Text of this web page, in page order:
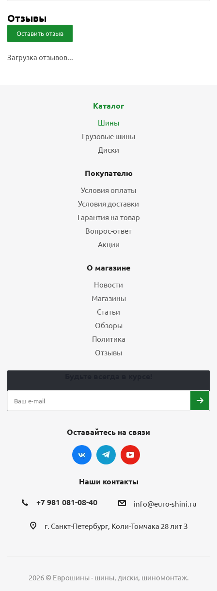
Отзывы
Оставить отзыв
Загрузка отзывов...
Каталог
Шины
Грузовые шины
Диски
Покупателю
Условия оплаты
Условия доставки
Гарантия на товар
Вопрос-ответ
Акции
О магазине
Новости
Магазины
Статьи
Обзоры
Политика
Отзывы
Оставайтесь на связи
Наши контакты
+7 981 081-08-40 info@euro-shini.ru
г. Санкт-Петербург, Коли-Томчака 28 лит З
2026 © Еврошины - шины, диски, шиномонтаж.